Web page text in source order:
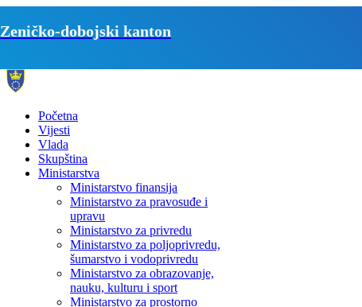
Zeničko-dobojski kanton
Početna
Vijesti
Vlada
Skupština
Ministarstva
Ministarstvo finansija
Ministarstvo za pravosuđe i
upravu
Ministarstvo za privredu
Ministarstvo za poljoprivredu,
šumarstvo i vodoprivredu
Ministarstvo za obrazovanje,
nauku, kulturu i sport
Ministarstvo za prostorno